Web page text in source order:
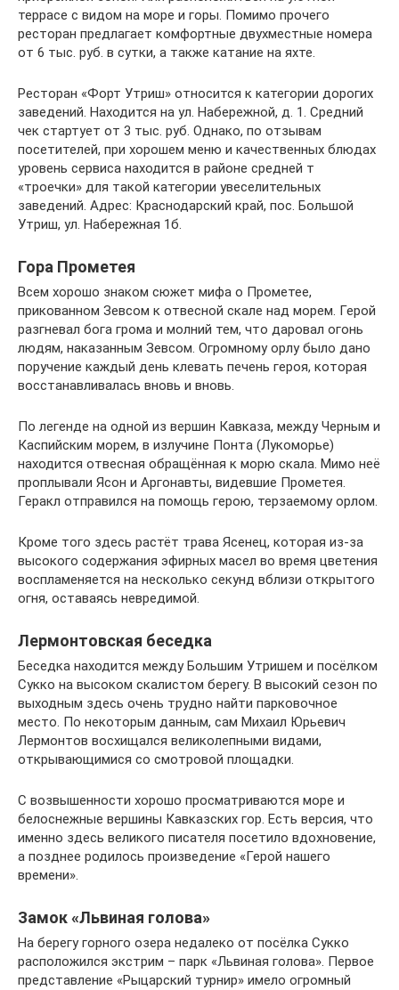
террасе с видом на море и горы. Помимо прочего
ресторан предлагает комфортные двухместные номера
от 6 тыс. руб. в сутки, а также катание на яхте.
Ресторан «Форт Утриш» относится к категории дорогих
заведений. Находится на ул. Набережной, д. 1. Средний
чек стартует от 3 тыс. руб. Однако, по отзывам
посетителей, при хорошем меню и качественных блюдах
уровень сервиса находится в районе средней т
«троечки» для такой категории увеселительных
заведений. Адрес: Краснодарский край, пос. Большой
Утриш, ул. Набережная 1б.
Гора Прометея
Всем хорошо знаком сюжет мифа о Прометее,
прикованном Зевсом к отвесной скале над морем. Герой
разгневал бога грома и молний тем, что даровал огонь
людям, наказанным Зевсом. Огромному орлу было дано
поручение каждый день клевать печень героя, которая
восстанавливалась вновь и вновь.
По легенде на одной из вершин Кавказа, между Черным и
Каспийским морем, в излучине Понта (Лукоморье)
находится отвесная обращённая к морю скала. Мимо неё
проплывали Ясон и Аргонавты, видевшие Прометея.
Геракл отправился на помощь герою, терзаемому орлом.
Кроме того здесь растёт трава Ясенец, которая из-за
высокого содержания эфирных масел во время цветения
воспламеняется на несколько секунд вблизи открытого
огня, оставаясь невредимой.
Лермонтовская беседка
Беседка находится между Большим Утришем и посёлком
Сукко на высоком скалистом берегу. В высокий сезон по
выходным здесь очень трудно найти парковочное
место. По некоторым данным, сам Михаил Юрьевич
Лермонтов восхищался великолепными видами,
открывающимися со смотровой площадки.
С возвышенности хорошо просматриваются море и
белоснежные вершины Кавказских гор. Есть версия, что
именно здесь великого писателя посетило вдохновение,
а позднее родилось произведение «Герой нашего
времени».
Замок «Львиная голова»
На берегу горного озера недалеко от посёлка Сукко
расположился экстрим – парк «Львиная голова». Первое
представление «Рыцарский турнир» имело огромный